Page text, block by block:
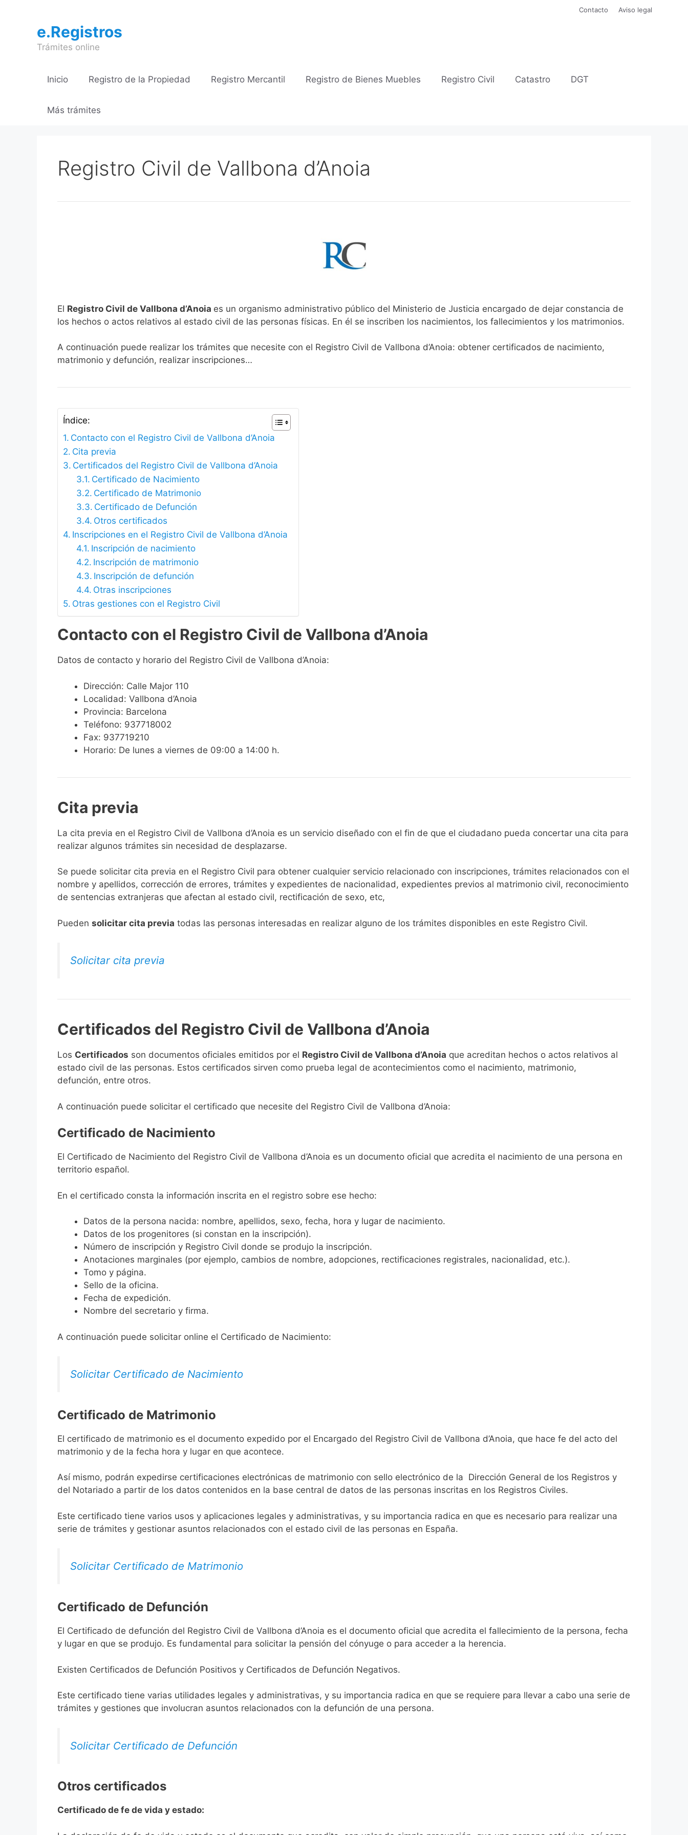
contenido
Contacto Aviso legal
e.Registros
Trámites online
Inicio Registro de la Propiedad Registro Mercantil Registro de Bienes Muebles Registro Civil Catastro DGT
Más trámites
Registro Civil de Vallbona d’Anoia
El Registro Civil de Vallbona d’Anoia es un organismo administrativo público del Ministerio de Justicia encargado de dejar constancia de
los hechos o actos relativos al estado civil de las personas físicas. En él se inscriben los nacimientos, los fallecimientos y los matrimonios.
A continuación puede realizar los trámites que necesite con el Registro Civil de Vallbona d’Anoia: obtener certificados de nacimiento,
matrimonio y defunción, realizar inscripciones…
Índice:
Contacto con el Registro Civil de Vallbona d’Anoia
Cita previa
Certificados del Registro Civil de Vallbona d’Anoia
Certificado de Nacimiento
Certificado de Matrimonio
Certificado de Defunción
Otros certificados
Inscripciones en el Registro Civil de Vallbona d’Anoia
Inscripción de nacimiento
Inscripción de matrimonio
Inscripción de defunción
Otras inscripciones
Otras gestiones con el Registro Civil
Contacto con el Registro Civil de Vallbona d’Anoia
Datos de contacto y horario del Registro Civil de Vallbona d’Anoia:
Dirección: Calle Major 110
Localidad: Vallbona d’Anoia
Provincia: Barcelona
Teléfono: 937718002
Fax: 937719210
Horario: De lunes a viernes de 09:00 a 14:00 h.
Cita previa
​​​​​​​​​​​​​​​​​​​​​​​​​​​​La cita previa en el Registro Civil de Vallbona d’Anoia es un servicio diseñado con el fin de que el ciudadano pueda concertar una cita para
realizar algunos trámites sin necesidad de desplazarse.​
Se puede solicitar cita previa en el Registro Civil para obtener cualquier servicio relacionado con inscripciones, trámites relacionados con el
nombre y apellidos, corrección de errores, trámites y expedientes de nacionalidad, expedientes previos al matrimonio civil, reconocimiento
de sentencias extranjeras que afectan al estado civil, rectificación de sexo, etc,
​Pueden solicitar cita previa todas las personas interesadas en realizar alguno de los trámites disponibles en este Registro Civil.​
Solicitar cita previa
Certificados del Registro Civil de Vallbona d’Anoia
Los Certificados son documentos oficiales emitidos por el Registro Civil de Vallbona d’Anoia que acreditan hechos o actos relativos al
estado civil de las personas. Estos certificados sirven como prueba legal de acontecimientos como el nacimiento, matrimonio,
defunción, entre otros.
A continuación puede solicitar el certificado que necesite del Registro Civil de Vallbona d’Anoia:
Certificado de Nacimiento
El Certificado de Nacimiento del Registro Civil de Vallbona d’Anoia es un documento oficial que acredita el nacimiento de una persona en
territorio español.
En el certificado consta la información inscrita en el registro sobre ese hecho:
Datos de la persona nacida: nombre, apellidos, sexo, fecha, hora y lugar de nacimiento.
Datos de los progenitores (si constan en la inscripción).
Número de inscripción y Registro Civil donde se produjo la inscripción.
Anotaciones marginales (por ejemplo, cambios de nombre, adopciones, rectificaciones registrales, nacionalidad, etc.).
Tomo y página.
Sello de la oficina.
Fecha de expedición.
Nombre del secretario y firma.
A continuación puede solicitar online el Certificado de Nacimiento:
Solicitar Certificado de Nacimiento
Certificado de Matrimonio
El certificado de matrimonio es el documento expedido por el Encargado del Registro Civil de Vallbona d’Anoia, que hace fe del acto del
matrimonio y de la fecha hora y lugar en que acontece.
Así mismo, podrán expedirse certificaciones electrónicas de matrimonio con sello electrónico de la Dirección General de los Registros y
del Notariado a partir de los datos contenidos en la base central de datos de las personas inscritas en los Registros Civiles.
Este certificado tiene varios usos y aplicaciones legales y administrativas, y su importancia radica en que es necesario para realizar una
serie de trámites y gestionar asuntos relacionados con el estado civil de las personas en España.
Solicitar Certificado de Matrimonio
Certificado de Defunción
El Certificado de defunción del Registro Civil de Vallbona d’Anoia es el documento oficial que acredita el fallecimiento de la persona, fecha
y lugar en que se produjo. Es fundamental para solicitar la pensión del cónyuge o para acceder a la herencia.
Existen Certificados de Defunción Positivos y Certificados de Defunción Negativos.
Este certificado tiene varias utilidades legales y administrativas, y su importancia radica en que se requiere para llevar a cabo una serie de
trámites y gestiones que involucran asuntos relacionados con la defunción de una persona.
Solicitar Certificado de Defunción
Otros certificados
Certificado de fe de vida y estado: